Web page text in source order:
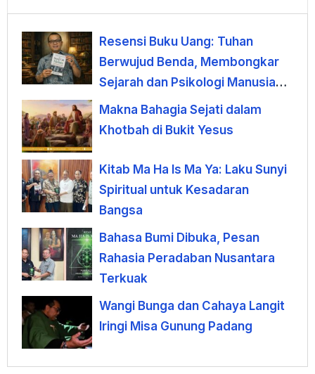
Resensi Buku Uang: Tuhan
Berwujud Benda, Membongkar
Sejarah dan Psikologi Manusia
terhadap Uang
Makna Bahagia Sejati dalam
Khotbah di Bukit Yesus
Kitab Ma Ha Is Ma Ya: Laku Sunyi
Spiritual untuk Kesadaran
Bangsa
Bahasa Bumi Dibuka, Pesan
Rahasia Peradaban Nusantara
Terkuak
Wangi Bunga dan Cahaya Langit
Iringi Misa Gunung Padang